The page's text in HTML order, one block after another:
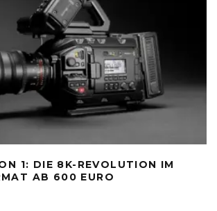
1: DIE 8K-REVOLUTION IM
AB 600 EURO